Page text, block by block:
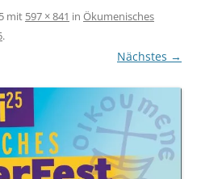
mit 597 × 841 in Ökumenisches
.
Nächstes →